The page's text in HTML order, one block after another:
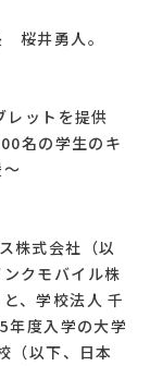
井勇人。
レットを提供
名の学生のキ
株式会社（以
クモバイル株
、学校法人 千
年度入学の大学
（以下、日本